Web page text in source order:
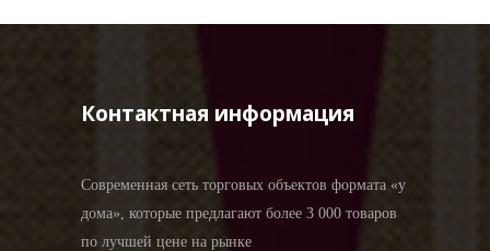
Контактная информация
Современная сеть торговых объектов формата «у
дома», которые предлагают более 3 000 товаров
по лучшей цене на рынке